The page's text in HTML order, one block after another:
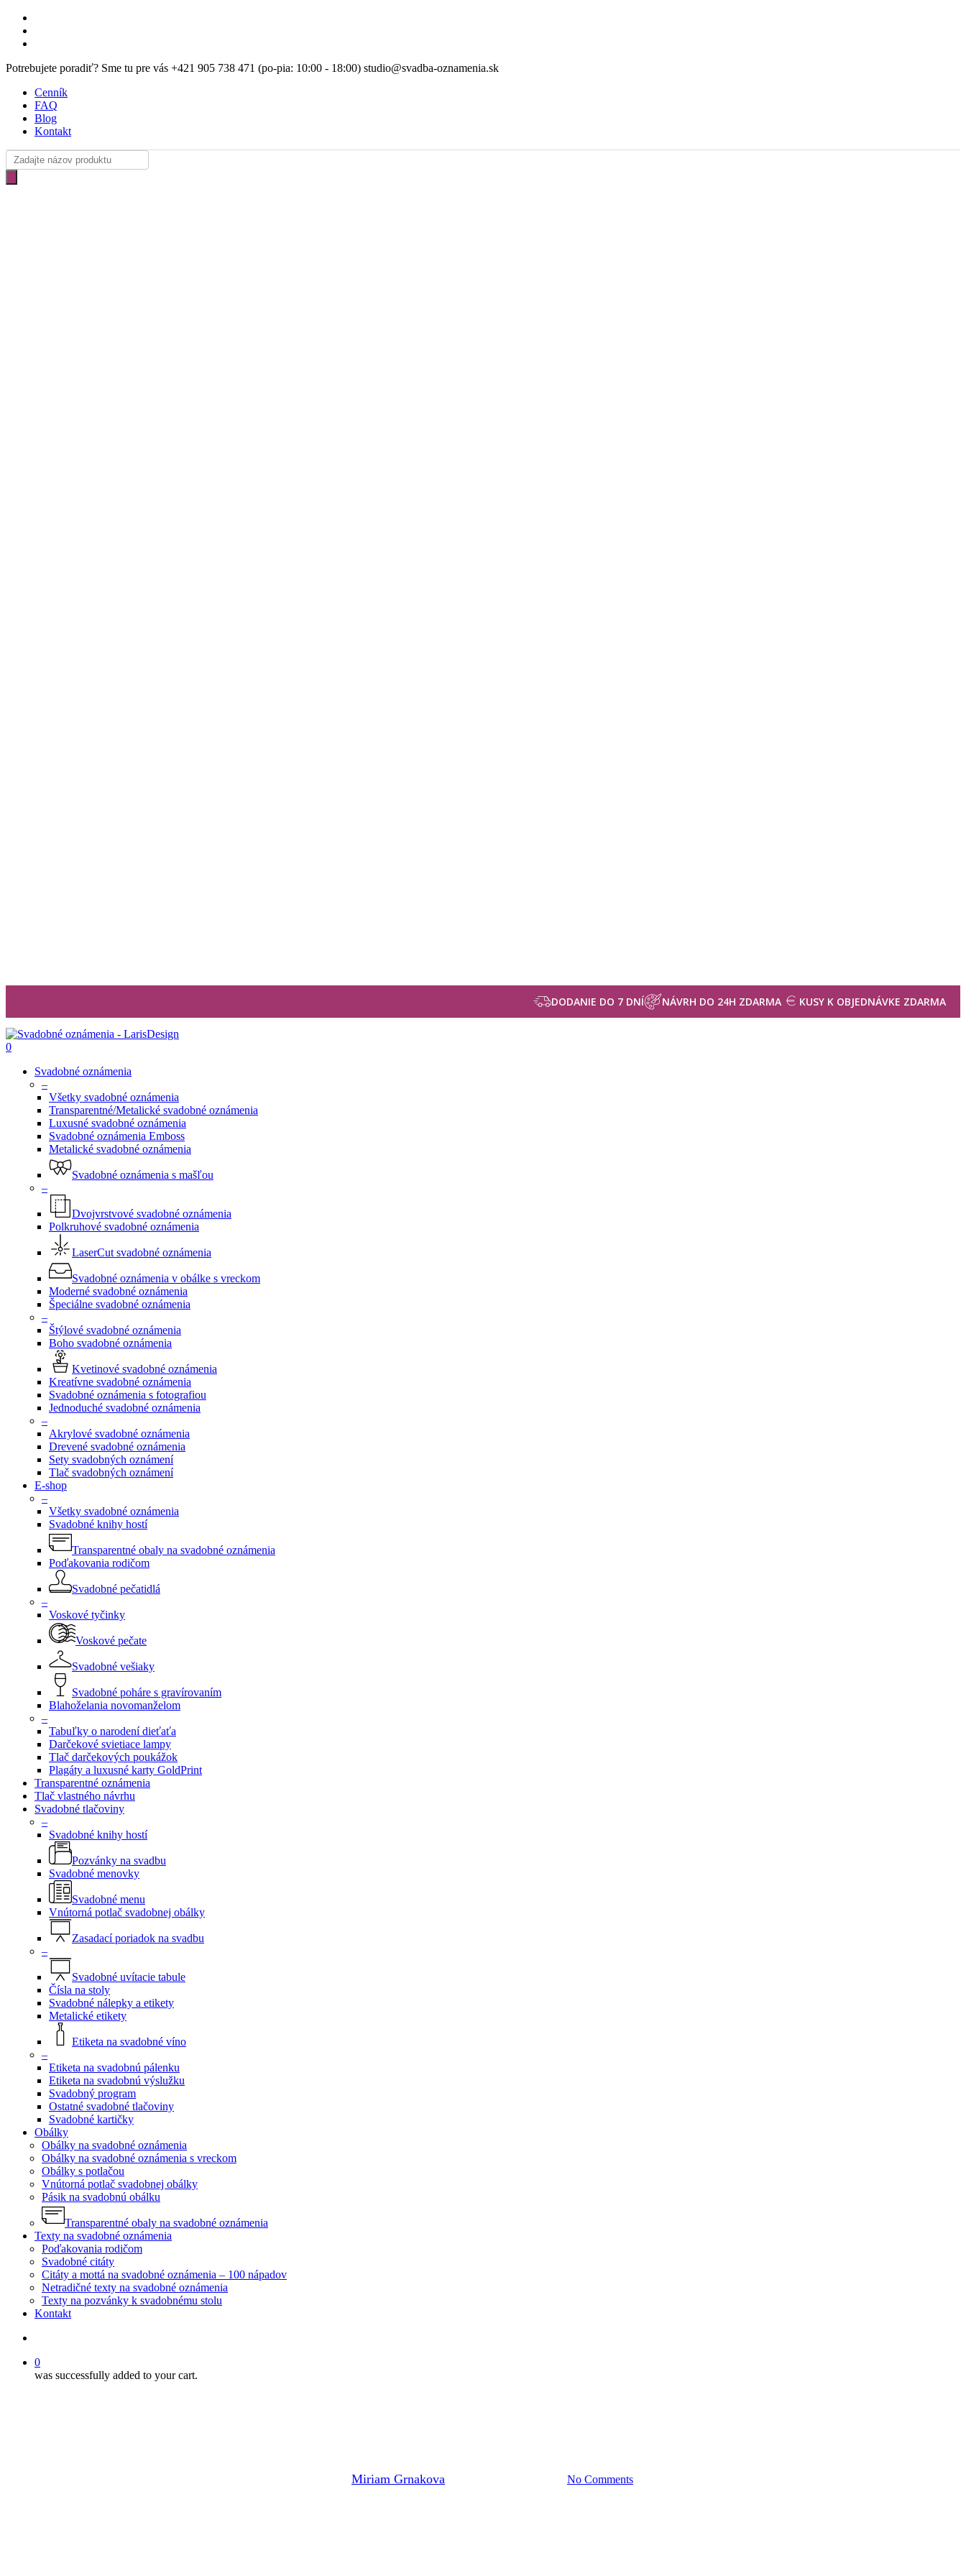
Skip
main
Potrebujete poradiť? Sme tu pre vás +421 905 738 471 (po-pia: 10:00 - 18:00) studio@svadba-oznamenia.sk
Cenník
FAQ
Blog
Kontakt
Products
search
DODANIE DO 7 DNÍ NÁVRH DO 24H ZDARMA KUSY K OBJEDNÁVKE ZDARMA
0
Svadobné oznámenia
–
Všetky svadobné oznámenia
Transparentné/Metalické svadobné oznámenia
Luxusné svadobné oznámenia
Svadobné oznámenia Emboss
Metalické svadobné oznámenia
Svadobné oznámenia s mašľou
–
Dvojvrstvové svadobné oznámenia
Polkruhové svadobné oznámenia
LaserCut svadobné oznámenia
Svadobné oznámenia v obálke s vreckom
Moderné svadobné oznámenia
Špeciálne svadobné oznámenia
–
Štýlové svadobné oznámenia
Boho svadobné oznámenia
Kvetinové svadobné oznámenia
Kreatívne svadobné oznámenia
Svadobné oznámenia s fotografiou
Jednoduché svadobné oznámenia
–
Akrylové svadobné oznámenia
Drevené svadobné oznámenia
Sety svadobných oznámení
Tlač svadobných oznámení
E-shop
–
Všetky svadobné oznámenia
Svadobné knihy hostí
Transparentné obaly na svadobné oznámenia
Poďakovania rodičom
Svadobné pečatidlá
–
Voskové tyčinky
Voskové pečate
Svadobné vešiaky
Svadobné poháre s gravírovaním
Blahoželania novomanželom
–
Tabuľky o narodení dieťaťa
Darčekové svietiace lampy
Tlač darčekových poukážok
Plagáty a luxusné karty GoldPrint
Transparentné oznámenia
Tlač vlastného návrhu
Svadobné tlačoviny
–
Svadobné knihy hostí
Pozvánky na svadbu
Svadobné menovky
Svadobné menu
Vnútorná potlač svadobnej obálky
Zasadací poriadok na svadbu
–
Svadobné uvítacie tabule
Čísla na stoly
Svadobné nálepky a etikety
Metalické etikety
Etiketa na svadobné víno
–
Etiketa na svadobnú pálenku
Etiketa na svadobnú výslužku
Svadobný program
Ostatné svadobné tlačoviny
Svadobné kartičky
Obálky
Obálky na svadobné oznámenia
Obálky na svadobné oznámenia s vreckom
Obálky s potlačou
Vnútorná potlač svadobnej obálky
Pásik na svadobnú obálku
Transparentné obaly na svadobné oznámenia
Texty na svadobné oznámenia
Poďakovania rodičom
Svadobné citáty
Citáty a mottá na svadobné oznámenia – 100 nápadov
Netradičné texty na svadobné oznámenia
Texty na pozvánky k svadobnému stolu
Kontakt
0
was successfully added to your cart.
Miriam Grnakova No Comments